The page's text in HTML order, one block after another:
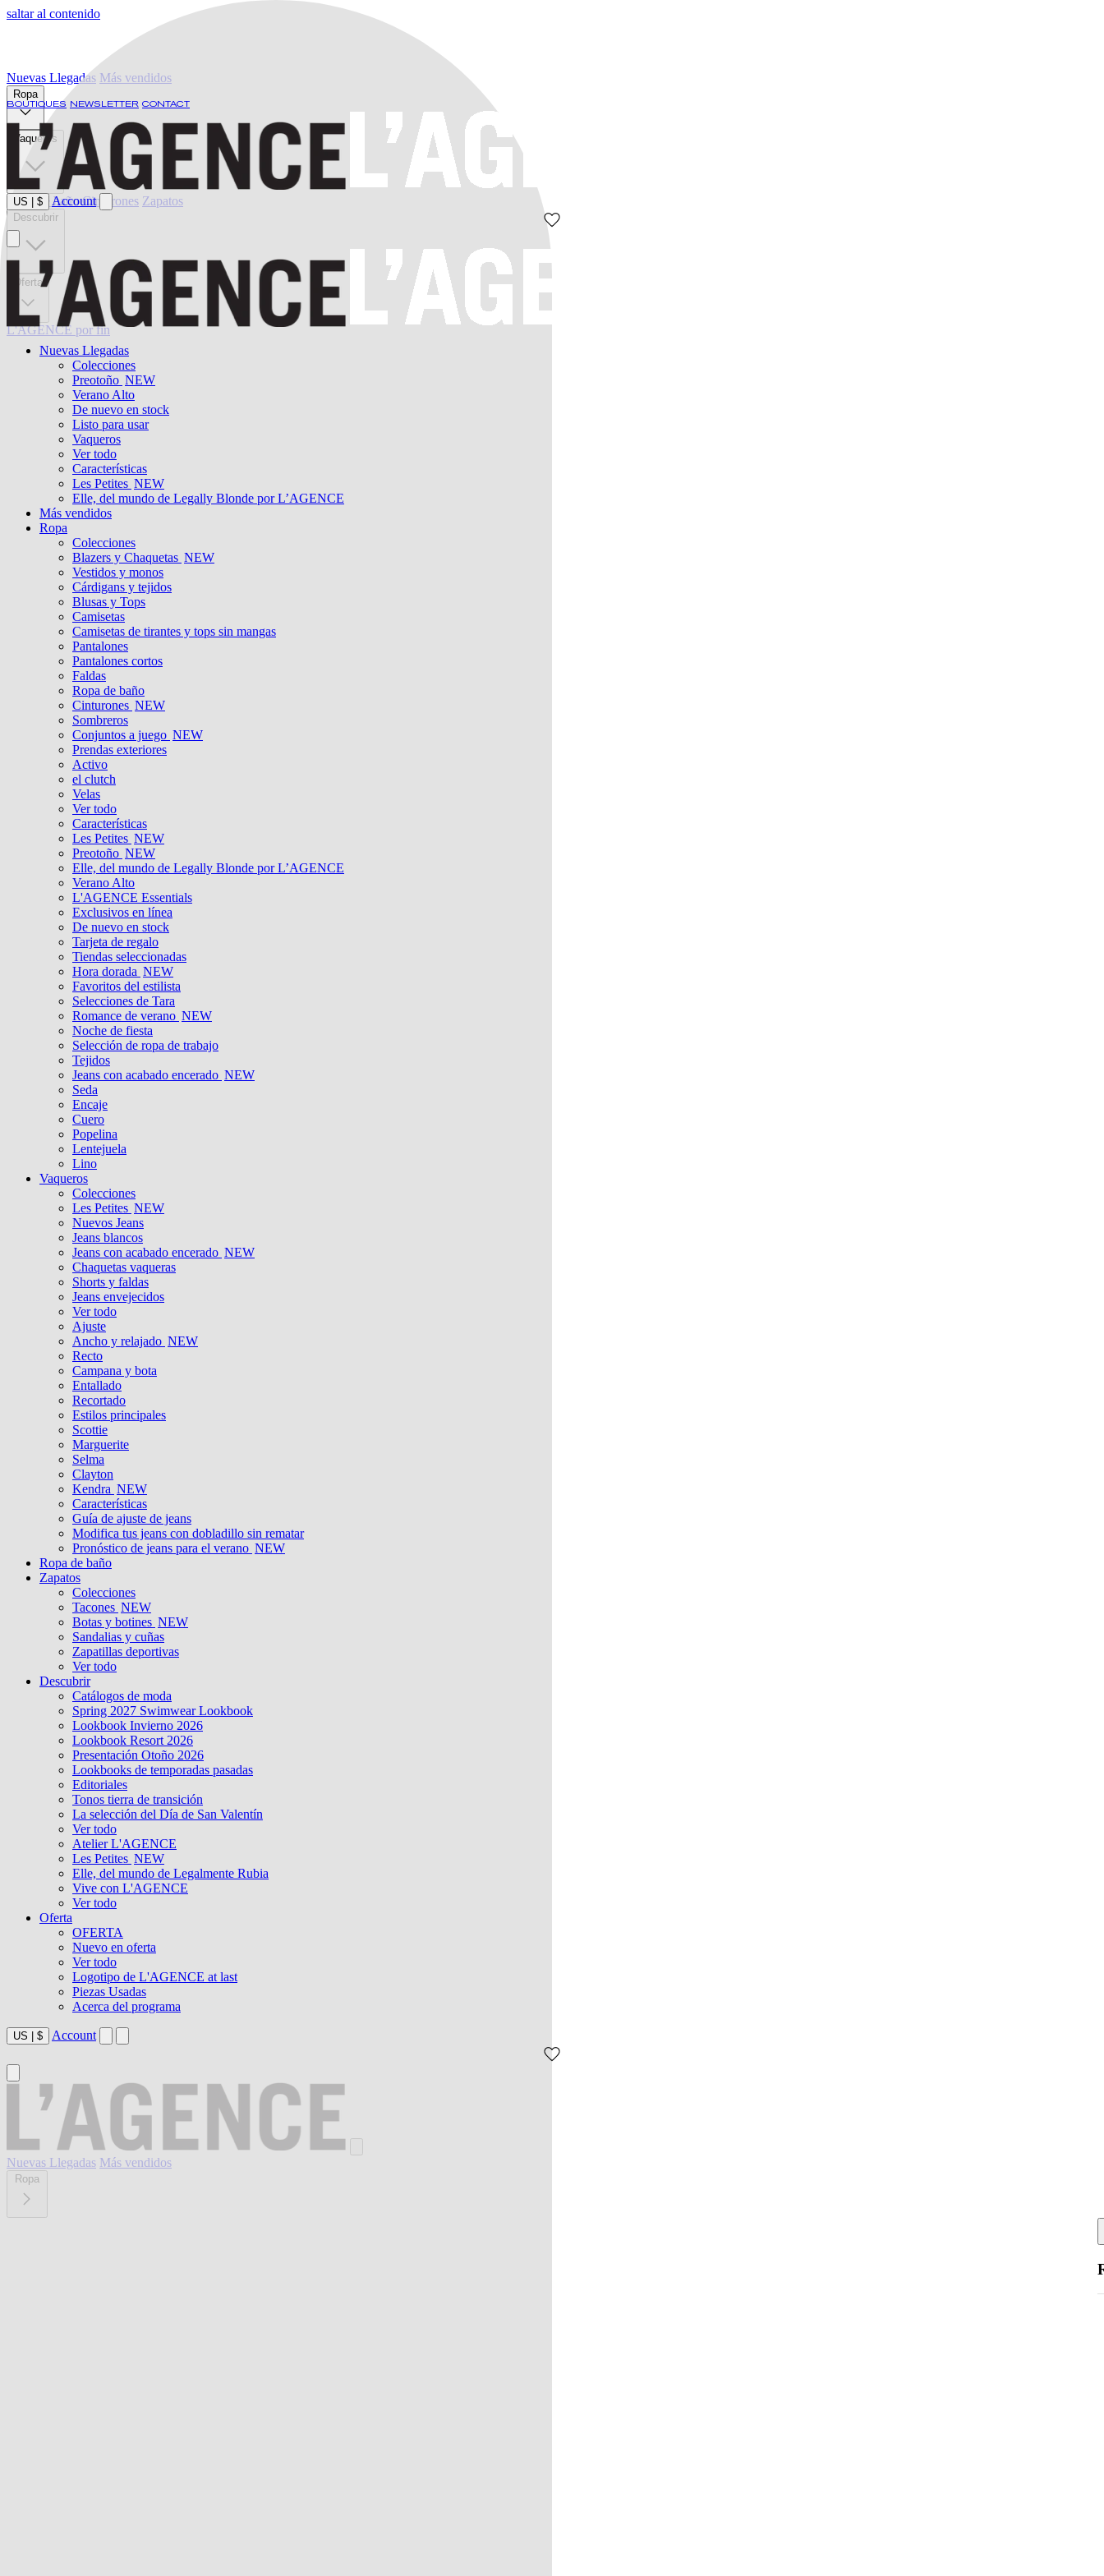
saltar al contenido
BOUTIQUES NEWSLETTER CONTACT
US $ Account
Nuevas Llegadas
Colecciones
Preotoño NEW
Verano Alto
De nuevo en stock
Listo para usar
Vaqueros
Ver todo
Características
Les Petites NEW
Elle, del mundo de Legally Blonde por L’AGENCE
Más vendidos
Ropa
Colecciones
Blazers y Chaquetas NEW
Vestidos y monos
Cárdigans y tejidos
Blusas y Tops
Camisetas
Camisetas de tirantes y tops sin mangas
Pantalones
Pantalones cortos
Faldas
Ropa de baño
Cinturones NEW
Sombreros
Conjuntos a juego NEW
Prendas exteriores
Activo
el clutch
Velas
Ver todo
Características
Les Petites NEW
Preotoño NEW
Elle, del mundo de Legally Blonde por L’AGENCE
Verano Alto
L'AGENCE Essentials
Exclusivos en línea
De nuevo en stock
Tarjeta de regalo
Tiendas seleccionadas
Hora dorada NEW
Favoritos del estilista
Selecciones de Tara
Romance de verano NEW
Noche de fiesta
Selección de ropa de trabajo
Tejidos
Jeans con acabado encerado NEW
Seda
Encaje
Cuero
Popelina
Lentejuela
Lino
Vaqueros
Colecciones
Les Petites NEW
Nuevos Jeans
Jeans blancos
Jeans con acabado encerado NEW
Chaquetas vaqueras
Shorts y faldas
Jeans envejecidos
Ver todo
Ajuste
Ancho y relajado NEW
Recto
Campana y bota
Entallado
Recortado
Estilos principales
Scottie
Marguerite
Selma
Clayton
Kendra NEW
Características
Guía de ajuste de jeans
Modifica tus jeans con dobladillo sin rematar
Pronóstico de jeans para el verano NEW
Ropa de baño
Zapatos
Colecciones
Tacones NEW
Botas y botines NEW
Sandalias y cuñas
Zapatillas deportivas
Ver todo
Descubrir
Catálogos de moda
Spring 2027 Swimwear Lookbook
Lookbook Invierno 2026
Lookbook Resort 2026
Presentación Otoño 2026
Lookbooks de temporadas pasadas
Editoriales
Tonos tierra de transición
La selección del Día de San Valentín
Ver todo
Atelier L'AGENCE
Les Petites NEW
Elle, del mundo de Legalmente Rubia
Vive con L'AGENCE
Ver todo
Oferta
OFERTA
Nuevo en oferta
Ver todo
Logotipo de L'AGENCE at last
Piezas Usadas
Acerca del programa
US $ Account
Nuevas Llegadas Más vendidos
Ropa
Nuevas Llegadas Más vendidos
Ropa
Vaqueros
Ropa de baño Cinturones Zapatos
Descubrir
Oferta
L'AGENCE por fin